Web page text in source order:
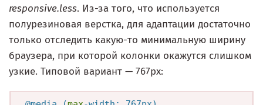
responsive.less. Из-за того, что используется
полурезиновая верстка, для адаптации достаточно
только отследить какую-то минимальную ширину
браузера, при которой колонки окажутся слишком
узкие. Типовой вариант — 767px: